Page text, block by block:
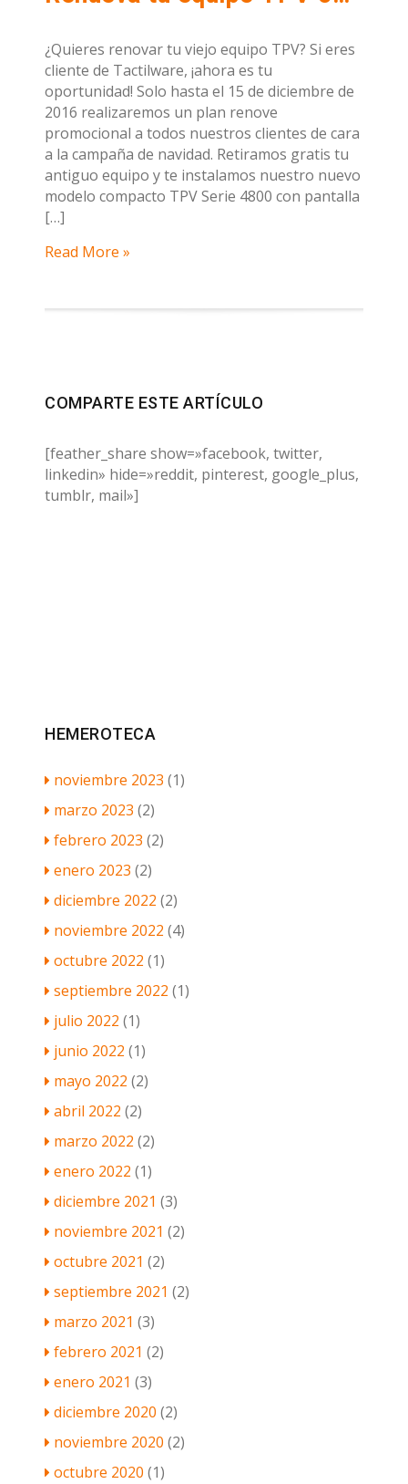
¿Quieres renovar tu viejo equipo TPV? Si eres
cliente de Tactilware, ¡ahora es tu
oportunidad! Solo hasta el 15 de diciembre de
2016 realizaremos un plan renove
promocional a todos nuestros clientes de cara
a la campaña de navidad. Retiramos gratis tu
antiguo equipo y te instalamos nuestro nuevo
modelo compacto TPV Serie 4800 con pantalla
[…]
Read More »
COMPARTE ESTE ARTÍCULO
[feather_share show=»facebook, twitter,
linkedin» hide=»reddit, pinterest, google_plus,
tumblr, mail»]
HEMEROTECA
noviembre 2023 (1)
marzo 2023 (2)
febrero 2023 (2)
enero 2023 (2)
diciembre 2022 (2)
noviembre 2022 (4)
octubre 2022 (1)
septiembre 2022 (1)
julio 2022 (1)
junio 2022 (1)
mayo 2022 (2)
abril 2022 (2)
marzo 2022 (2)
enero 2022 (1)
diciembre 2021 (3)
noviembre 2021 (2)
octubre 2021 (2)
septiembre 2021 (2)
marzo 2021 (3)
febrero 2021 (2)
enero 2021 (3)
diciembre 2020 (2)
noviembre 2020 (2)
octubre 2020 (1)